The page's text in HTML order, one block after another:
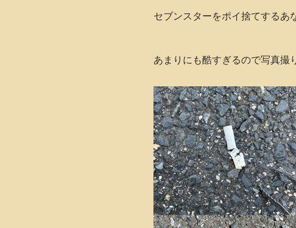
セブンスターをポイ捨てするあ
あまりにも酷すぎるので写真撮